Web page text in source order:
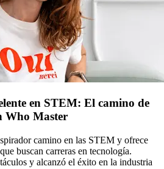
en STEM: El camino de
Who Master
camino en las STEM y ofrece
buscan carreras en tecnología.
y alcanzó el éxito en la industria